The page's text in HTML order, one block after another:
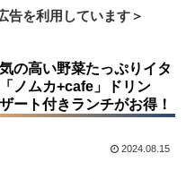
告を利用しています＞
の高い野菜たっぷりイタ
ノムカ+cafe」ドリン
ート付きランチがお得！
2024.08.15